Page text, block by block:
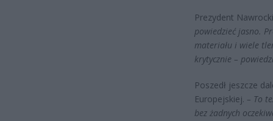
Prezydent
powiedzieć jasno.
materiału i wiele
krytycznie –
Poszedł jeszcze
Europejskiej. – To
bez żadnych